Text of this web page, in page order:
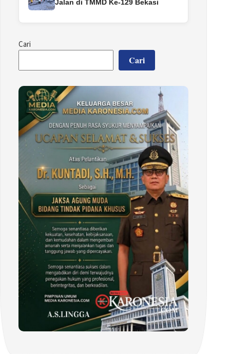
Jalan di TMMD Ke-129 Bekasi
Cari
Cari